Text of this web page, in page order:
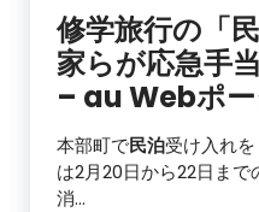
修学旅行の「
家らが応急手
– au Webポ
本部町で民泊受け入れ
は2月20日から22日ま
消…